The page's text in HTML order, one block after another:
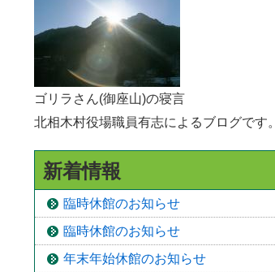
統計・人口
広報きたあいき
ゴリラさん(御座山)の寝言
北相木村役場職員有志によるブログです。
新着情報
臨時休館のお知らせ
臨時休館のお知らせ
年末年始休館のお知らせ